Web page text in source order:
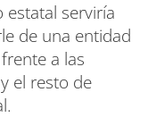
estatal serviría
de una entidad
a las
el resto de